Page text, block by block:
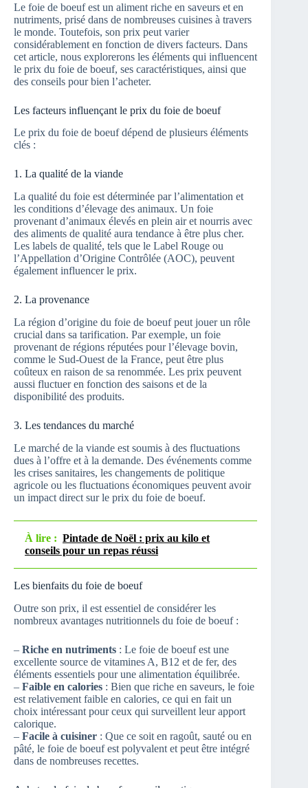
Le foie de boeuf est un aliment riche en saveurs et en
nutriments, prisé dans de nombreuses cuisines à travers
le monde. Toutefois, son prix peut varier
considérablement en fonction de divers facteurs. Dans
cet article, nous explorerons les éléments qui influencent
le prix du foie de boeuf, ses caractéristiques, ainsi que
des conseils pour bien l’acheter.
Les facteurs influençant le prix du foie de boeuf
Le prix du foie de boeuf dépend de plusieurs éléments
clés :
1. La qualité de la viande
La qualité du foie est déterminée par l’alimentation et
les conditions d’élevage des animaux. Un foie
provenant d’animaux élevés en plein air et nourris avec
des aliments de qualité aura tendance à être plus cher.
Les labels de qualité, tels que le Label Rouge ou
l’Appellation d’Origine Contrôlée (AOC), peuvent
également influencer le prix.
2. La provenance
La région d’origine du foie de boeuf peut jouer un rôle
crucial dans sa tarification. Par exemple, un foie
provenant de régions réputées pour l’élevage bovin,
comme le Sud-Ouest de la France, peut être plus
coûteux en raison de sa renommée. Les prix peuvent
aussi fluctuer en fonction des saisons et de la
disponibilité des produits.
3. Les tendances du marché
Le marché de la viande est soumis à des fluctuations
dues à l’offre et à la demande. Des événements comme
les crises sanitaires, les changements de politique
agricole ou les fluctuations économiques peuvent avoir
un impact direct sur le prix du foie de boeuf.
À lire : Pintade de Noël : prix au kilo et
conseils pour un repas réussi
Les bienfaits du foie de boeuf
Outre son prix, il est essentiel de considérer les
nombreux avantages nutritionnels du foie de boeuf :
– Riche en nutriments : Le foie de boeuf est une
excellente source de vitamines A, B12 et de fer, des
éléments essentiels pour une alimentation équilibrée.
– Faible en calories : Bien que riche en saveurs, le foie
est relativement faible en calories, ce qui en fait un
choix intéressant pour ceux qui surveillent leur apport
calorique.
– Facile à cuisiner : Que ce soit en ragoût, sauté ou en
pâté, le foie de boeuf est polyvalent et peut être intégré
dans de nombreuses recettes.